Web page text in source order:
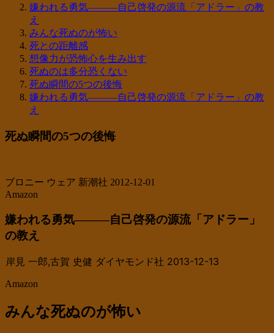
嫌われる勇気―――自己啓発の源流「アドラー」の教
え
みんな死ぬのが怖い
死との距離感
想像力が恐怖心を生み出す
死ぬのは多分恐くない
死ぬ瞬間の5つの後悔
嫌われる勇気―――自己啓発の源流「アドラー」の教
え
死ぬ瞬間の5つの後悔
ブロニー ウェア 新潮社 2012-12-01
Amazon
嫌われる勇気―――自己啓発の源流「アドラー」
の教え
岸見 一郎,古賀 史健 ダイヤモンド社 2013-12-13
Amazon
みんな死ぬのが怖い